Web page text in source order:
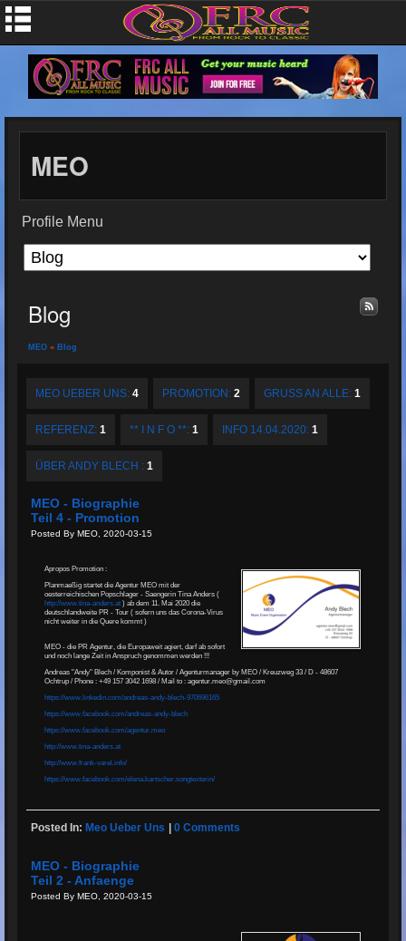
MEO
Profile Menu
Blog
MEO » Blog
MEO UEBER UNS: 4 PROMOTION: 2 GRUSS AN ALLE: 1
REFERENZ: 1 ** I N F O **: 1 INFO 14.04.2020: 1
ÜBER ANDY BLECH : 1
MEO - Biographie
Teil 4 - Promotion
Posted By MEO, 2020-03-15
Apropos Promotion :
Planmaeßig startet die Agentur MEO mit der
oesterreichischen Popschlager - Saengerin Tina Anders (
http://www.tina-anders.at ) ab dem 11. Mai 2020 die
deutschlandweite PR - Tour ( sofern uns das Corona-Virus
nicht weiter in die Quere kommt )
MEO - die PR Agentur, die Europaweit agiert, darf ab sofort
und noch lange Zeit in Anspruch genommen werden !!!
Andreas "Andy" Blech / Komponist & Autor / Agenturmanager by MEO / Kreuzweg 33 / D - 48607
Ochtrup / Phone : +49 157 3042 1698 / Mail to : agentur.meo@gmail.com
https://www.linkedin.com/andreas-andy-blech-970696165
https://www.facebook.com/andreas-andy-blech
https://www.facebook.com/agentur.meo
http://www.tina-anders.at
http://www.frank-varel.info/
https://www.facebook.com/elena.kartscher.songtexterin/
Posted In: Meo Ueber Uns |0 Comments
MEO - Biographie
Teil 2 - Anfaenge
Posted By MEO, 2020-03-15